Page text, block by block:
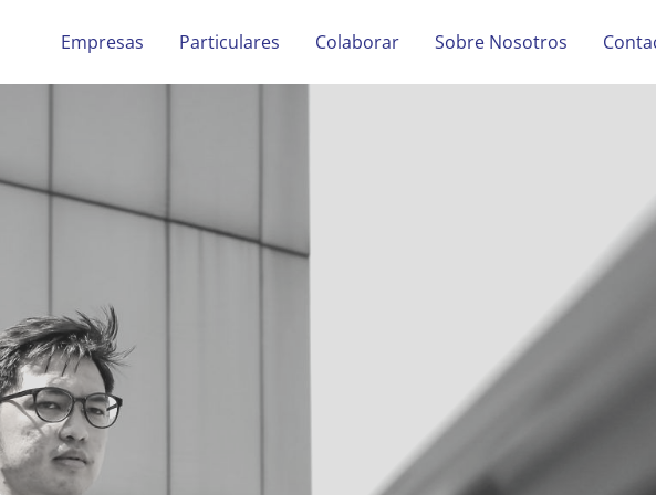
Empresas Particulares Colaborar Sobre Nosotros